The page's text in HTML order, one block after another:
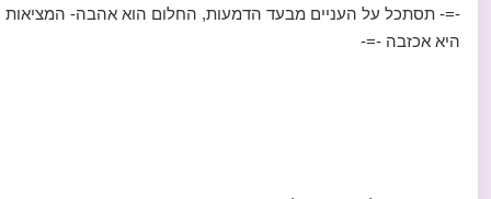
-=- תסתכל על העניים מבעד הדמעות, החלום הוא אהבה- המציאות
היא אכזבה -=-